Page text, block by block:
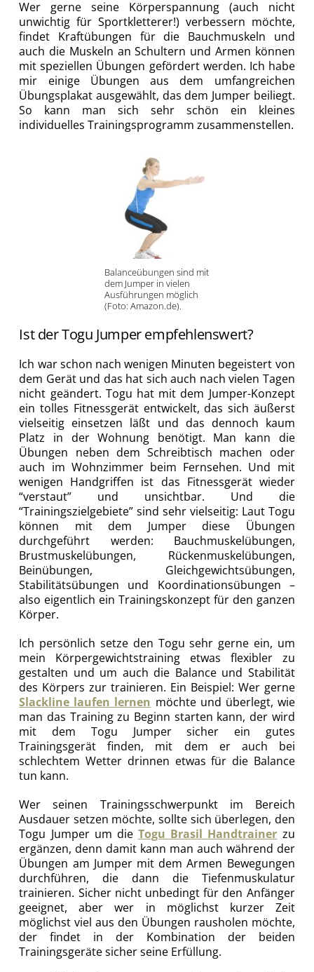
Wer gerne seine Körperspannung (auch nicht
unwichtig für Sportkletterer!) verbessern möchte,
findet Kraftübungen für die Bauchmuskeln und
auch die Muskeln an Schultern und Armen können
mit speziellen Übungen gefördert werden. Ich habe
mir einige Übungen aus dem umfangreichen
Übungsplakat ausgewählt, das dem Jumper beiliegt.
So kann man sich sehr schön ein kleines
individuelles Trainingsprogramm zusammenstellen.
Balanceübungen sind mit
dem Jumper in vielen
Ausführungen möglich
(Foto: Amazon.de).
Ist der Togu Jumper empfehlenswert?
Ich war schon nach wenigen Minuten begeistert von
dem Gerät und das hat sich auch nach vielen Tagen
nicht geändert. Togu hat mit dem Jumper-Konzept
ein tolles Fitnessgerät entwickelt, das sich äußerst
vielseitig einsetzen läßt und das dennoch kaum
Platz in der Wohnung benötigt. Man kann die
Übungen neben dem Schreibtisch machen oder
auch im Wohnzimmer beim Fernsehen. Und mit
wenigen Handgriffen ist das Fitnessgerät wieder
“verstaut” und unsichtbar. Und die
“Trainingszielgebiete” sind sehr vielseitig: Laut Togu
können mit dem Jumper diese Übungen
durchgeführt werden: Bauchmuskelübungen,
Brustmuskelübungen, Rückenmuskelübungen,
Beinübungen, Gleichgewichtsübungen,
Stabilitätsübungen und Koordinationsübungen –
also eigentlich ein Trainingskonzept für den ganzen
Körper.
Ich persönlich setze den Togu sehr gerne ein, um
mein Körpergewichtstraining etwas flexibler zu
gestalten und um auch die Balance und Stabilität
des Körpers zur trainieren. Ein Beispiel: Wer gerne
Slackline laufen lernen möchte und überlegt, wie
man das Training zu Beginn starten kann, der wird
mit dem Togu Jumper sicher ein gutes
Trainingsgerät finden, mit dem er auch bei
schlechtem Wetter drinnen etwas für die Balance
tun kann.
Wer seinen Trainingsschwerpunkt im Bereich
Ausdauer setzen möchte, sollte sich überlegen, den
Togu Jumper um dieTogu Brasil Handtrainer zu
ergänzen, denn damit kann man auch während der
Übungen am Jumper mit dem Armen Bewegungen
durchführen, die dann die Tiefenmuskulatur
trainieren. Sicher nicht unbedingt für den Anfänger
geeignet, aber wer in möglichst kurzer Zeit
möglichst viel aus den Übungen rausholen möchte,
der findet in der Kombination der beiden
Trainingsgeräte sicher seine Erfüllung.